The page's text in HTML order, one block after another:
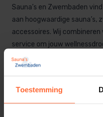
Toestemming
Sauna’s en Zwembaden
aan hoogwaardige sauna’s,
accessoires. Wij
service om jouw
Sauna’s